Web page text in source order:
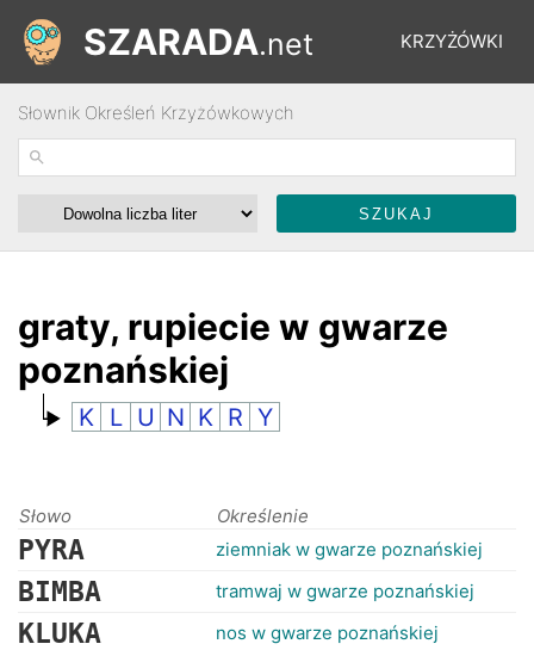
KRZYŻÓWKI
ŁAMIGŁÓWKI
RANKINGI
SZARADA.net
Słownik Określeń Krzyżówkowych
graty, rupiecie w gwarze
poznańskiej
K L U N K R Y
Słowo Określenie
PYRA ziemniak w gwarze poznańskiej
BIMBA tramwaj w gwarze poznańskiej
KLUKA nos w gwarze poznańskiej